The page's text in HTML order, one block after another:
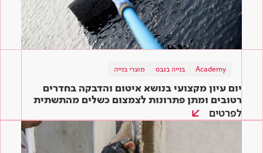
Academy בנייה בגבס מוצרי בנייה
יום עיון מקצועי בנושא איטום והדבקה בחדרים
רטובים ומתן פתרונות לצמצום כשלים מהתשתית
ועד הגמר
לפרטים